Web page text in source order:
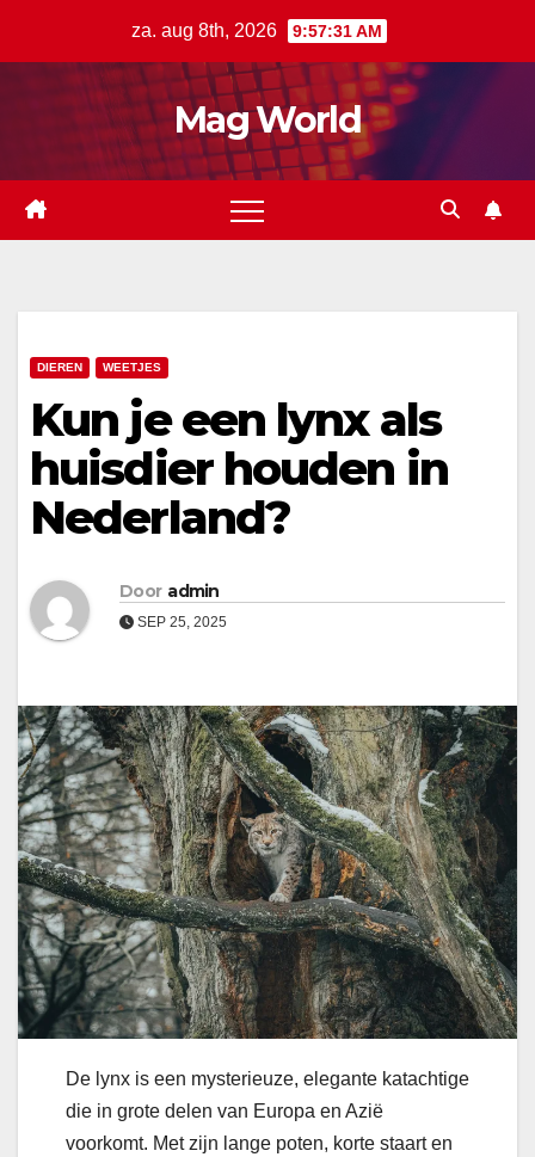
za. aug 8th, 2026 9:57:33 AM
Mag World
DIEREN WEETJES
Kun je een lynx als
huisdier houden in
Nederland?
Door admin
SEP 25, 2025
De lynx is een mysterieuze, elegante katachtige
die in grote delen van Europa en Azië
voorkomt. Met zijn lange poten, korte staart en